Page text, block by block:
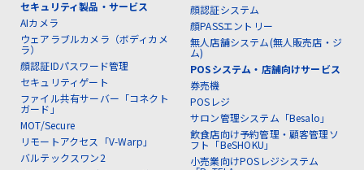
セキュリティ製品・サービス
AIカメラ
ウェアラブルカメラ（ボディカメ
ラ）
顔認証IDパスワード管理
セキュリティゲート
ファイル共有サーバー「コネクト
ガード」
MOT/Secure
リモートアクセス「V-Warp」
バルテックスワン2
顔認証システム
顔PASSエントリー
無人店舗システム(無人販売店・ジ
ム)
POSシステム・店舗向けサービス
券売機
POSレジ
サロン管理システム「Besalo」
飲食店向け予約管理・顧客管理ソ
フト「BeSHOKU」
小売業向けPOSレジシステム